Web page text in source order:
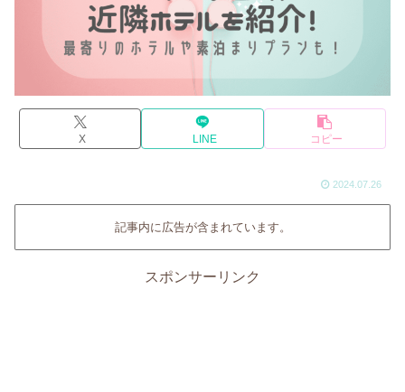
X LINE コピー
2024.07.26
記事内に広告が含まれています。
スポンサーリンク